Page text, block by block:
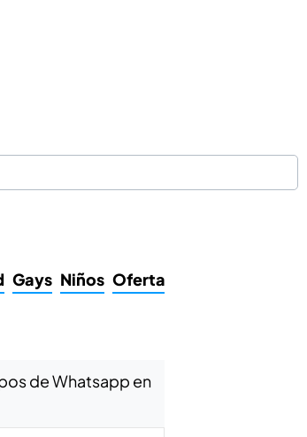
Gays Niños Ofertas
de Whatsapp en